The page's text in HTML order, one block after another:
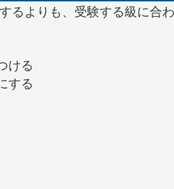
よりも、受験する級に合
ける
する